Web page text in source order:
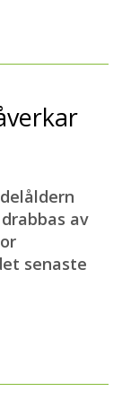
av
senaste